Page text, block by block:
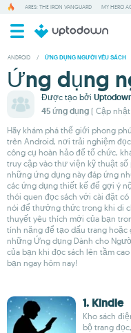
ARES: THE IRON VANGUARD MY HERO
ANDROID / ỨNG DỤNG NGƯỜI YÊU SÁCH
Ứng dụng
Được tạo bởi
45 ứng dụng ( Cập
Hãy khám phá thế giới phong
trên Android, nơi trải nghiệm
công cụ hoàn hảo để tổ chức,
truy cập vào thư viện kỹ thuật
những ứng dụng này đáp ứng
các ứng dụng thiết kế để gợi ý
thói quen đọc sách với cài đặt
nói để thưởng thức trong khi di
thuyết yêu thích mới của bạn
tính năng để tạo dấu trang
những Ứng dụng Dành cho
của bạn khi đọc sách lên tầm
bạn ngay hôm nay!
1. Kindle
Kho sách
bộ trang